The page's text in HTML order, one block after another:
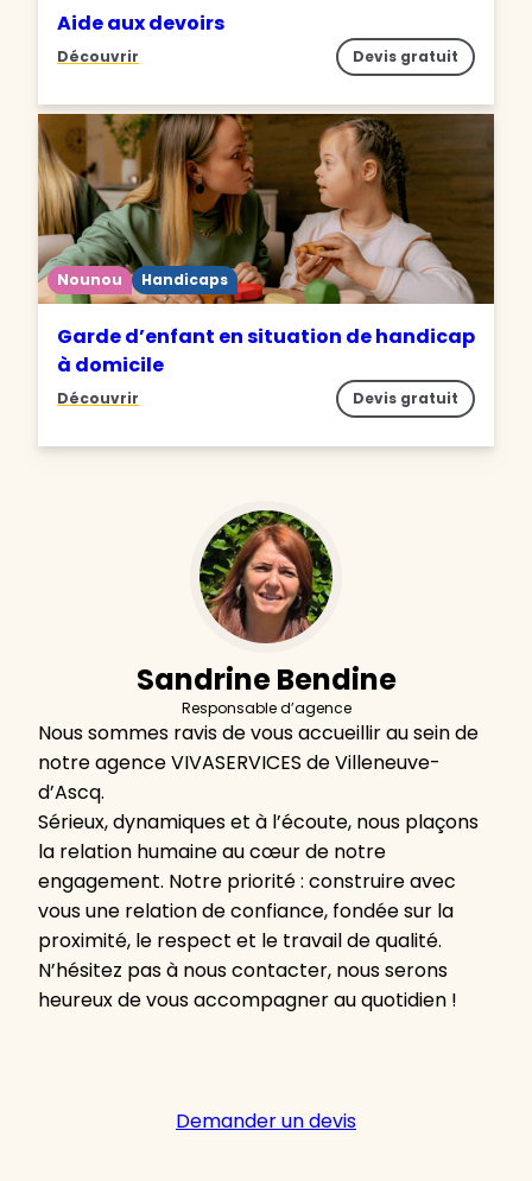
Aide aux devoirs
Découvrir Devis gratuit
Nounou Handicaps
Garde d’enfant en situation de handicap
à domicile
Découvrir Devis gratuit
Sandrine Bendine
Responsable d’agence
Nous sommes ravis de vous accueillir au sein de
notre agence VIVASERVICES de Villeneuve-
d’Ascq.
Sérieux, dynamiques et à l’écoute, nous plaçons
la relation humaine au cœur de notre
engagement. Notre priorité : construire avec
vous une relation de confiance, fondée sur la
proximité, le respect et le travail de qualité.
N’hésitez pas à nous contacter, nous serons
heureux de vous accompagner au quotidien !
Demander un devis